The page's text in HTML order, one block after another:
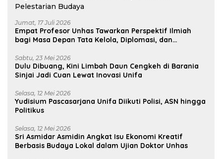
Jumat, 17 Juli 2026
Empat Profesor Unhas Tawarkan Perspektif Ilmiah
bagi Masa Depan Tata Kelola, Diplomasi, dan
Sabtu, 23 Mei 2026
Dulu Dibuang, Kini Limbah Daun Cengkeh di Barania
Sinjai Jadi Cuan Lewat Inovasi Unifa
Selasa, 12 Mei 2026
Yudisium Pascasarjana Unifa Diikuti Polisi, ASN hingga
Politikus
Selasa, 12 Mei 2026
Sri Asmidar Asmidin Angkat Isu Ekonomi Kreatif
Berbasis Budaya Lokal dalam Ujian Doktor Unhas